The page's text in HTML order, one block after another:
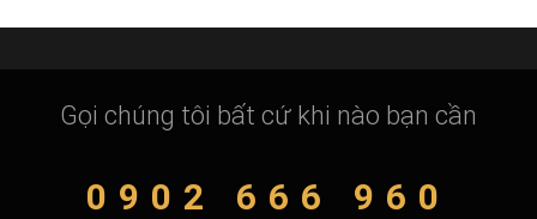
Gọi chúng tôi bất cứ khi nào bạn cần
0902 666 960